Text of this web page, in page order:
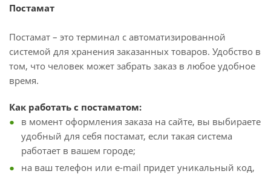
Постамат
Постамат – это терминал с автоматизированной
системой для хранения заказанных товаров. Удобство в
том, что человек может забрать заказ в любое удобное
время.
Как работать с постаматом:
в момент оформления заказа на сайте, вы выбираете
удобный для себя постамат, если такая система
работает в вашем городе;
на ваш телефон или e-mail придет уникальный код,